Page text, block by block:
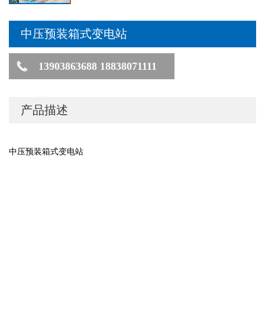
中压预装箱式变电站
13903863688 18838071111
产品描述
中压预装箱式变电站